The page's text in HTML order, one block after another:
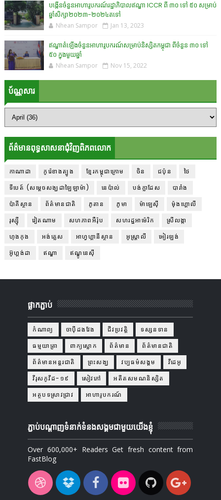
បង្កើនចំនួនអាហារូបករណ៍រដ្ឋាភិបាលឥណ្ឌា ICCR ពី ៣០ ទៅ ៥០ សម្រាប់
ឆ្នាំសិក្សា២០២៣-២០២៤តទៅ
Nhean Sampor Jan 13, 2023
ឥណ្ឌាតំឡើងចំនួនអាហារូបករណ៍សម្រាប់និស្សិតកម្ពុជា ពីចំនួន ៣០ ទៅ
៥០ ក្នុងមួយឆ្នាំ
Nhean Sampor Nov 15, 2022
ប័ណ្ណសារ
ព័ត៌មានពុទ្ធសាសនាជុំវិញពិភពលោក
កាណាដា កូរ៉េខាងត្បូង ខ្មែរកម្ពុជាក្រោម ចិន ជប៉ុន
ថៃ
ទីបេត៍ (សម្ដេចសង្ឃដាឡៃឡាម៉ា)
នេប៉ាល់ បង់ក្លាដែស
បារាំង
ប៉ាគីស្ថាន
ព័ត៌មានជាតិ ភូតាន ភូមា ម៉ាឡេស៊ី
ម៉ុងហ្គោលី
រុស្ស៊ី
វៀតណាម សហភាពអឺរ៉ុប សហរដ្ឋអាម៉េរិក
ស្រីលង្កា
ហុងកុង
អង់គ្លេស អាហ្វហ្គានីស្ថាន អូស្ត្រាលី
អៀរឡង់
អ៊ូហ្គង់ដា
ឥណ្ឌា ឥណ្ឌូនេស៊ី
ផ្លាកភ្ជាប់
កំណាព្យ ចាប៉ីដងវែង ជីវប្រវត្តិ
ទស្សនទាន
ធម្មយាត្រា
ពាក្យស្លោក ព័ត៌មាន
ព័ត៌មានជាតិ
ព័ត៌មានអន្តរជាតិ
ព្រះសង្ឃ វប្បធម៌សង្គម
វីដេអូ
វីរុសកូវីដ-១៩
សៀវភៅ
អតីតសមណនិស្សិត
អត្ថបទស្រាវជ្រាវ
អាហារូបករណ៍
ភ្ជាប់បណ្ដាញទំនាក់ទំនងសង្គមជាមួយយើងខ្ញុំ
Over 600,000+ Readers Get fresh content from
FastBlog